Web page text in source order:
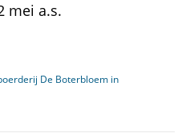
mei a.s.
De Boterbloem in